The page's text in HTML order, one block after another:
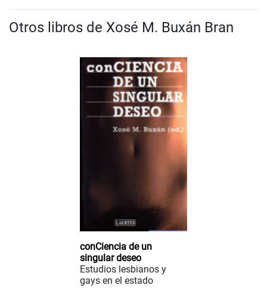
Otros libros de Xosé M. Buxán Bran
conCiencia de un
singular deseo
Estudios lesbianos y
gays en el estado